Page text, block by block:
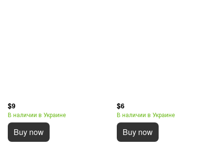
$9
В наличии в Украине
Buy now
$6
В наличии в Украине
Buy now